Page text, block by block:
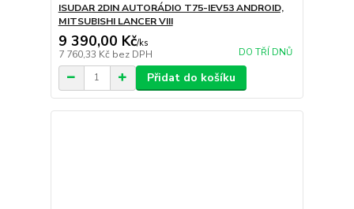
ISUDAR 2DIN AUTORÁDIO T75-IEV53 ANDROID,
MITSUBISHI LANCER VIII
9 390,00 Kč/ks
7 760,33 Kč bez DPH DO TŘÍ DNŮ
Přidat do košíku